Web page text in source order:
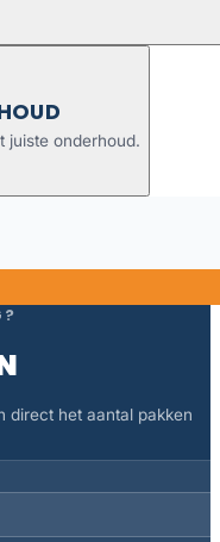
juiste onderhoud.
direct het aantal pakken